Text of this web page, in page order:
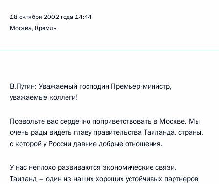
18 октября 2002 года 14:44
Москва, Кремль
В.Путин: Уважаемый господин Премьер-министр,
уважаемые коллеги!
Позвольте вас сердечно поприветствовать в Москве. Мы
очень рады видеть главу правительства Таиланда, страны,
с которой у России давние добрые отношения.
У нас неплохо развиваются экономические связи.
Таиланд – один из наших хороших устойчивых партнеров